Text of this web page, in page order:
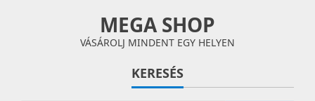
MEGA SHOP
VÁSÁROLJ MINDENT EGY HELYEN
KERESÉS